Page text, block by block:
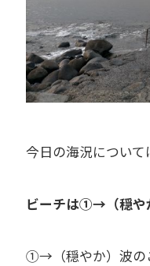
今日の海況について
ビーチは①→（穏や
①→（穏やか）波の